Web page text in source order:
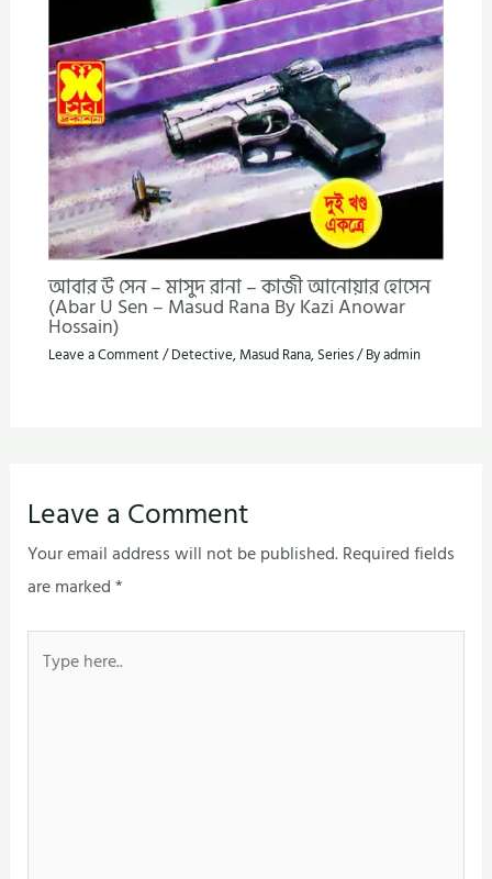
আবার উ সেন – মাসুদ রানা – কাজী আনোয়ার হোসেন
(Abar U Sen – Masud Rana By Kazi Anowar
Hossain)
Leave a Comment/Detective, Masud Rana, Series/ Byadmin
Leave a Comment
Your email address will not be published.Required fields
are marked*
here..